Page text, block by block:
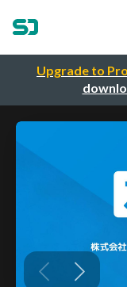
Upgrade to Pro